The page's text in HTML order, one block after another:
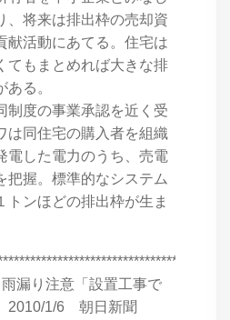
、将来は排出枠の売却資
献活動にあてる。住宅は
てもまとめれば大きな排
る。
度の事業承認を近く受
は同住宅の購入者を組織
電した電力のうち、売電
把握。標準的なシステム
トンほどの排出枠が生ま
り注意「設置工事で
1/6 朝日新聞